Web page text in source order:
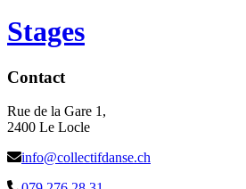
Stages
Contact
Rue de la Gare 1,
2400 Le Locle
info@collectifdanse.ch